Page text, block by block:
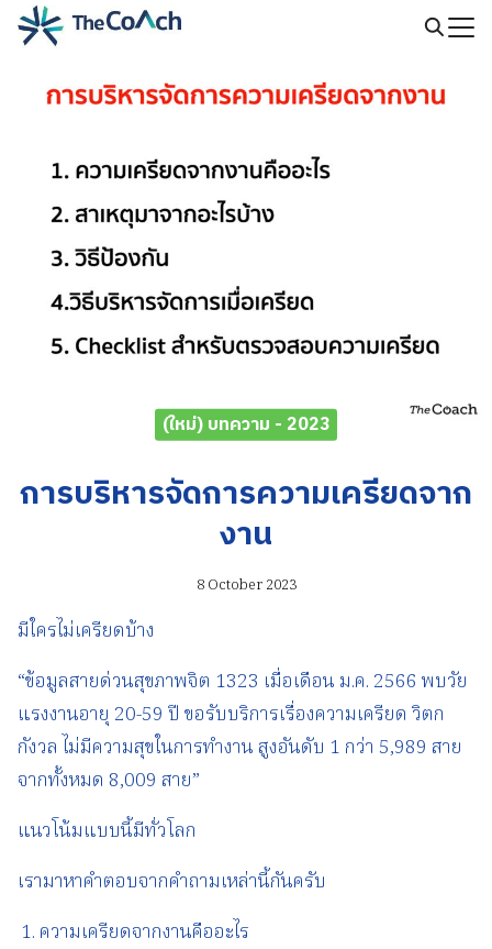
Skip
for:
(ใหม่) บทความ - 2023
การบริหารจัดการความเครียดจาก
งาน
8 October 2023
มีใครไม่เครียดบ้าง
“ข้อมูลสายด่วนสุขภาพจิต 1323 เมื่อเดือน ม.ค. 2566 พบวัย
แรงงานอายุ 20-59 ปี ขอรับบริการเรื่องความเครียด วิตก
กังวล ไม่มีความสุขในการทำงาน สูงอันดับ 1 กว่า 5,989 สาย
จากทั้งหมด 8,009 สาย”
แนวโน้มแบบนี้มีทั่วโลก
เรามาหาคำตอบจากคำถามเหล่านี้กันครับ
ความเครียดจากงานคืออะไร